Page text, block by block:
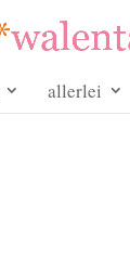
allerlei